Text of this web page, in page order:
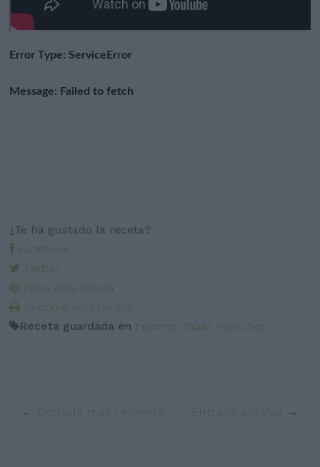
¿Te ha gustado la receta?
Facebook
Twitter
Pinea esta receta
Imprime esta receta
Receta guardada en : carnes, Tapas y pinchos
Entrada más reciente Entrada antigua